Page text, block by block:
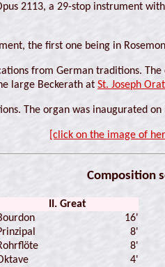
2113, a 29-stop instrument
the first one being in
from German traditions.
large Beckerath at St. Joseph
The organ was inaugurated
[click on the image of
Composition
II. Great
16'
8'
8'
4'